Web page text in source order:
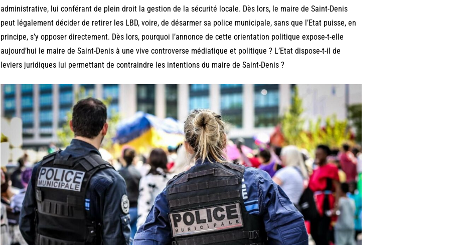
administrative, lui conférant de plein droit la gestion de la sécurité locale. Dès lors, le maire de Saint-Denis
peut légalement décider de retirer les LBD, voire, de désarmer sa police municipale, sans que l’Etat puisse, en
principe, s’y opposer directement. Dès lors, pourquoi l’annonce de cette orientation politique expose-t-elle
aujourd’hui le maire de Saint-Denis à une vive controverse médiatique et politique ? L’Etat dispose-t-il de
leviers juridiques lui permettant de contraindre les intentions du maire de Saint-Denis ?